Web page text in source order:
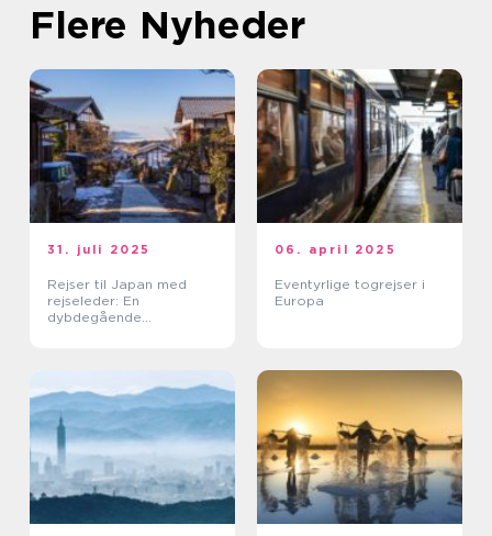
Flere Nyheder
31. juli 2025
Rejser til Japan med
rejseleder: En
dybdegående
06. april 2025
Eventyrlige togrejser i
Europa